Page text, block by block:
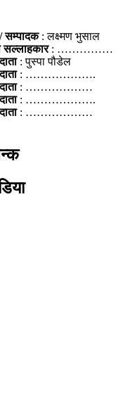
सम्पादक: लक्ष्मण भुसाल
सल्लाहकार : ……………
: पुस्पा पौडेल
: ……………….
: ………………
: ……………….
: ………………